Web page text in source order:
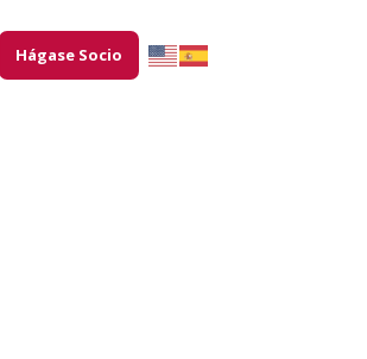
Hágase Socio